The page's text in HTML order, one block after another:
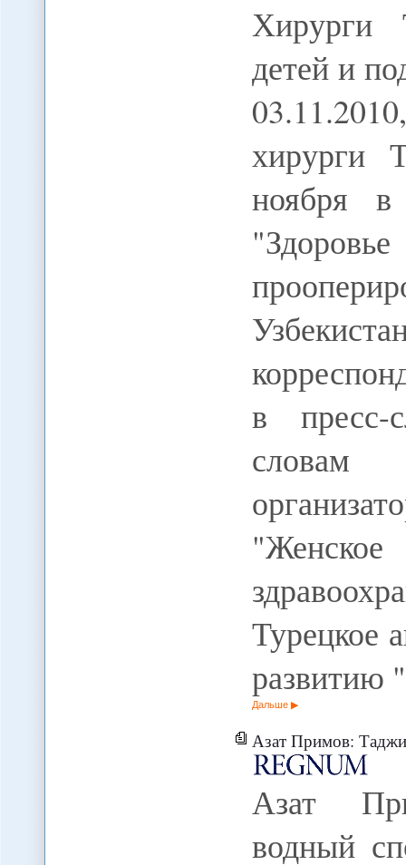
Хирурги
детей и
хирурги
ноября
в
словам
Турецкое
Дальше
Азат Примов: Таджикско-
Азат
водный